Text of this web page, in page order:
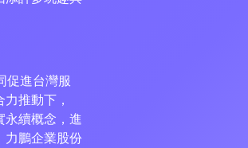
進台灣服
推動下，
永續概念，進
力鵬企業股份